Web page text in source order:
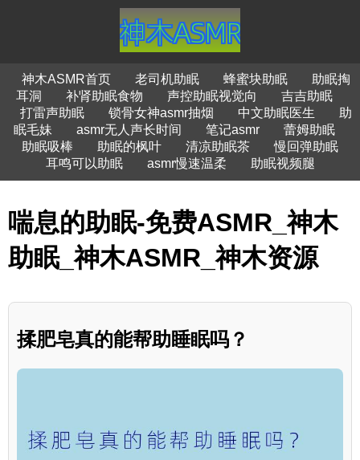
神木ASMR首页 老司机助眠 蜂蜜块助眠
助眠掏
耳洞
补肾助眠食物 声控助眠视觉向
吉吉助眠
打雷声助眠
锁骨女神asmr抽烟 中文助眠医生
助
眠毛妹
asmr无人声长时间 笔记asmr
蕾姆助眠
助眠吸棒
助眠的枫叶 清凉助眠茶
慢回弹助眠
耳鸣可以助眠
asmr慢速温柔 助眠视频腿
喘息的助眠-免费ASMR_神木
助眠_神木ASMR_神木资源
揉肥皂真的能帮助睡眠吗？